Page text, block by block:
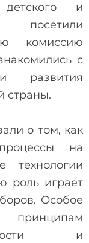
детского и
посетили
комиссию
с
развития
страны.
о том, как
на
технологии
роль играет
Особое
принципам
и